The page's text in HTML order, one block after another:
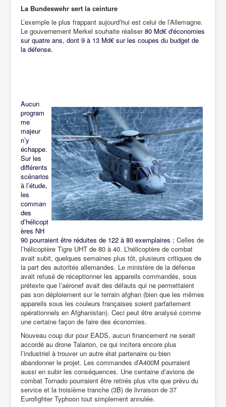
La Bundeswehr sert la ceinture
L’exemple le plus frappant aujourd’hui est celui de l’Allemagne.
Le gouvernement Merkel souhaite réaliser80 Md€ d'économies
sur quatre ans, dont 9 à 13 Md€ sur les coupes du budget de
la défense.
Aucun
program
me
majeur
n’y
échappe.
Sur les
différents
scénarios
à l’étude,
les
comman
des
d’hélicopt
ères NH
90 pourraient être réduites de 122 à 80 exemplaires ; Celles de
l’hélicoptère Tigre UHT de 80 à 40. L’hélicoptère de combat
avait subit, quelques semaines plus tôt, plusieurs critiques de
la part des autorités allemandes. Le ministère de la défense
avait refusé de réceptionner les appareils commandés, sous
prétexte que l’aéronef avait des défauts qui ne permettaient
pas son déploiement sur le terrain afghan (bien que les mêmes
appareils sous les couleurs françaises soient parfaitement
opérationnels en Afghanistan). Ceci peut être analysé comme
une certaine façon de faire des économies.
Nouveau coup dur pour EADS, aucun financement ne serait
accordé au drone Talarion, ce qui incitera encore plus
l’industriel à trouver un autre état partenaire ou bien
abandonner le projet. Les commandes d’A400M pourraient
aussi en subir les conséquences. Une centaine d’avions de
combat Tornado pourraient être retirés plus vite que prévu du
service et la troisième tranche (3B) de livraison de 37
Eurofighter Typhoon tout simplement annulée.